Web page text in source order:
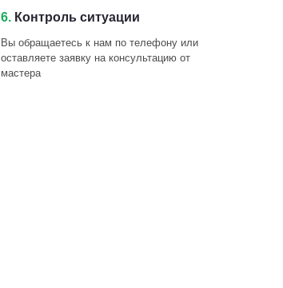
6. Контроль ситуации
Вы обращаетесь к нам по телефону или
оставляете заявку на консультацию от
мастера